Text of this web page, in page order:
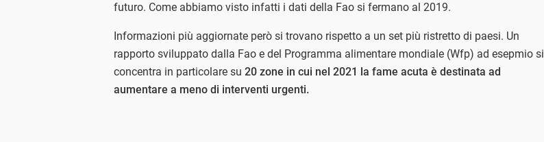
futuro. Come abbiamo visto infatti i dati della Fao si fermano al 2019.
Informazioni più aggiornate però si trovano rispetto a un set più ristretto di paesi. Un
rapporto sviluppato dalla Fao e del Programma alimentare mondiale (Wfp) ad esepmio si
concentra in particolare su 20 zone in cui nel 2021 la fame acuta è destinata ad
aumentare a meno di interventi urgenti.